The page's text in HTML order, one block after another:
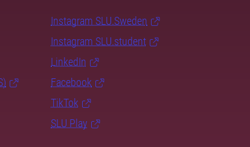
Instagram SLU.Sweden
Instagram SLU.student
LinkedIn
Facebook
TikTok
SLU Play